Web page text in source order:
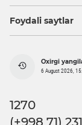
Foydali saytlar
Oxirgi
6 August 2026,
1270
(+998 71)